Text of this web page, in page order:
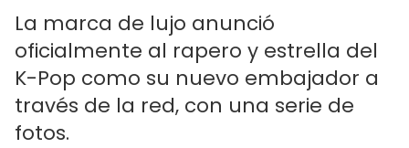
La marca de lujo anunció
oficialmente al rapero y estrella del
K-Pop como su nuevo embajador a
través de la red, con una serie de
fotos.